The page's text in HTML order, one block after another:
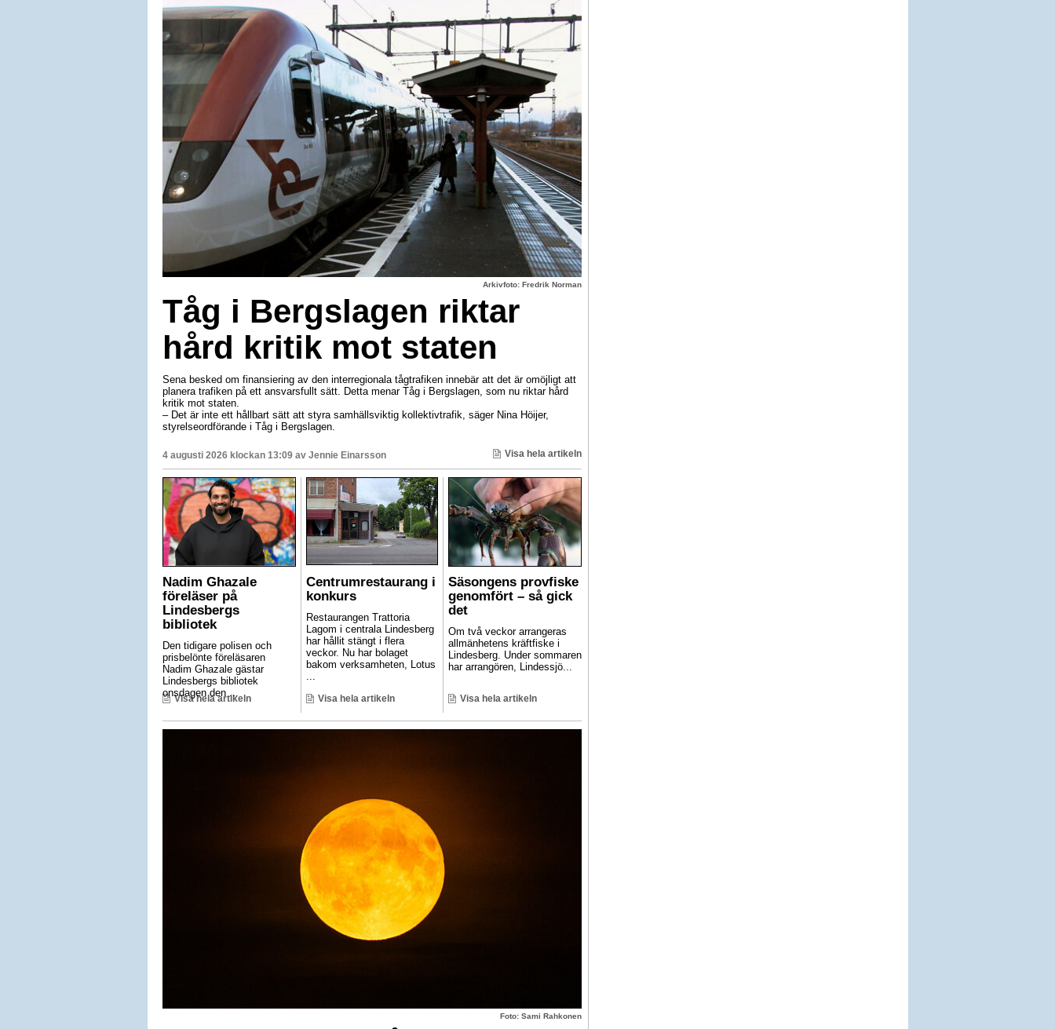
Arkivfoto: Fredrik Norman
Tåg i Bergslagen riktar
hård kritik mot staten
Sena besked om finansiering av den interregionala tågtrafiken innebär att det är omöjligt att
planera trafiken på ett ansvarsfullt sätt. Detta menar Tåg i Bergslagen, som nu riktar hård
kritik mot staten.
– Det är inte ett hållbart sätt att styra samhällsviktig kollektivtrafik, säger Nina Höijer,
styrelseordförande i Tåg i Bergslagen.
4 augusti 2026 klockan 13:09 av Jennie Einarsson Visa hela artikeln
Nadim Ghazale
föreläser på
Lindesbergs
bibliotek
Den tidigare polisen och
prisbelönte föreläsaren
Nadim Ghazale gästar
Lindesbergs bibliotek
onsdagen den ...
Visa hela artikeln
Centrumrestaurang i
konkurs
Restaurangen Trattoria
Lagom i centrala Lindesberg
har hållit stängt i flera
veckor. Nu har bolaget
bakom verksamheten, Lotus
Visa hela artikeln
Säsongens provfiske
genomfört – så gick
det
Om två veckor arrangeras
allmänhetens kräftfiske i
Lindesberg. Under sommaren
har arrangören, Lindessjö...
Visa hela artikeln
Foto: Sami Rahkonen